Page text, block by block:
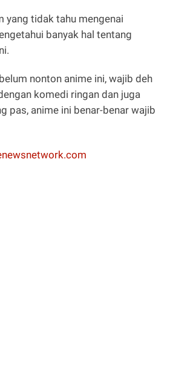
yang tidak tahu mengenai
banyak hal tentang
nonton anime ini, wajib deh
komedi ringan dan juga
pas, anime ini benar-benar wajib